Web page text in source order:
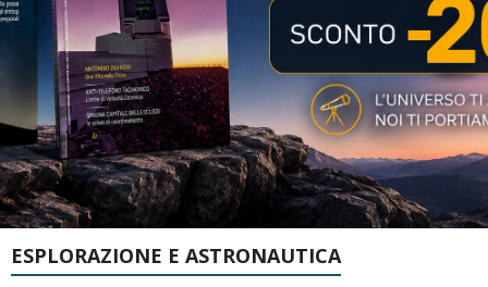
ESPLORAZIONE E ASTRONAUTICA